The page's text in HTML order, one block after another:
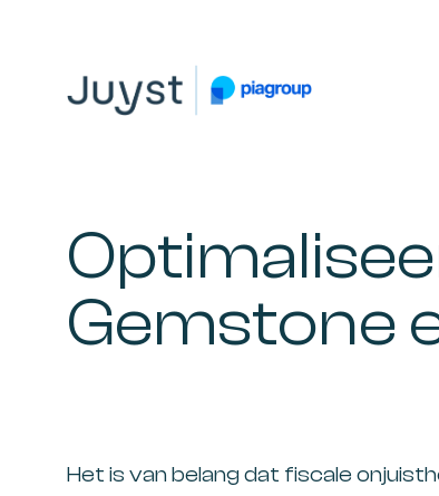
hoofdnavigatie
IT-
audit,
HR-
advies,
Gemstone
Het is van belang dat fiscale